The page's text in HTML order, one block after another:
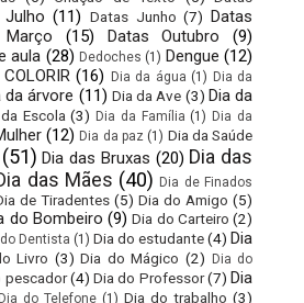
(11) Datas Junho (7) Datas
(15) Datas Outubro
(9)
aula (28) Dedoches (1) Dengue (12)
(16) Dia da água (1) Dia da
da árvore (11) Dia da Ave (3) Dia da
Escola (3) Dia da Família (1) Dia da
(12) Dia da paz (1) Dia da Saúde
(51) Dia das Bruxas (20) Dia das
das Mães (40) Dia de Finados
de Tiradentes (5) Dia do Amigo (5)
do Bombeiro (9) Dia do Carteiro (2)
Dentista (1) Dia do estudante(4) Dia
Livro (3) Dia do Mágico (2) Dia do
pescador (4) Dia do Professor (7) Dia
Dia do Telefone (1) Dia do trabalho (3)